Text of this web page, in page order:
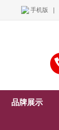
手机版
品牌展示